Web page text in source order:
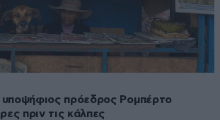
υποψήφιος πρόεδρος Ρομπέρτο
πριν τις κάλπες